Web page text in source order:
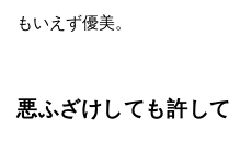
もいえず優美。
悪ふざけしても許し